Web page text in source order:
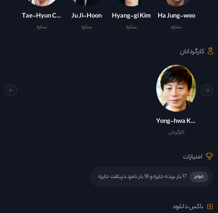
Ha Jung-woo
ستاره
Hyang-gi Kim
ستاره
Ju Ji-Hoon
ستاره
Tae-Hyun Cha
ستاره
کارگردانان
Yong-hwa Kim
کارگردان
امتیازات
جوایز 17 بار برنده جایزه و 18 بار نامزد دریافت جایزه
باکس دانلود